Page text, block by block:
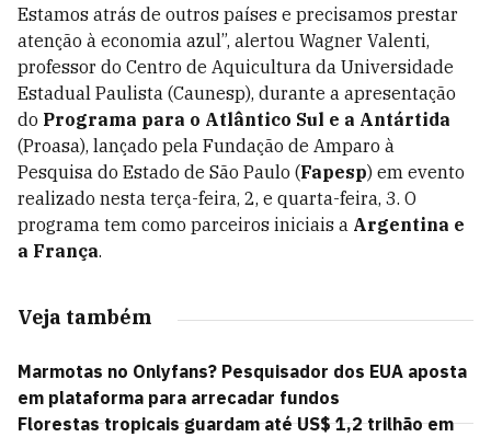
Estamos atrás de outros países e precisamos prestar
atenção à economia azul”, alertou Wagner Valenti,
professor do Centro de Aquicultura da Universidade
Estadual Paulista (Caunesp), durante a apresentação
do Programa para o Atlântico Sul e a Antártida
(Proasa), lançado pela Fundação de Amparo à
Pesquisa do Estado de São Paulo (Fapesp) em evento
realizado nesta terça-feira, 2, e quarta-feira, 3. O
programa tem como parceiros iniciais a Argentina e
a França.
Veja também
Marmotas no Onlyfans? Pesquisador dos EUA aposta
em plataforma para arrecadar fundos
Florestas tropicais guardam até US$ 1,2 trilhão em